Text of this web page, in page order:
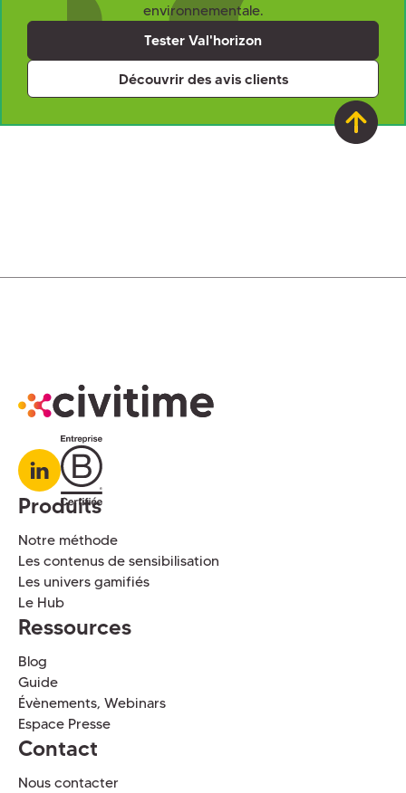
environnementale.
Tester Val'horizon
Découvrir des avis clients
Produits
Notre méthode
Les contenus de sensibilisation
Les univers gamifiés
Le Hub
Ressources
Blog
Guide
Évènements, Webinars
Espace Presse
Contact
Nous contacter